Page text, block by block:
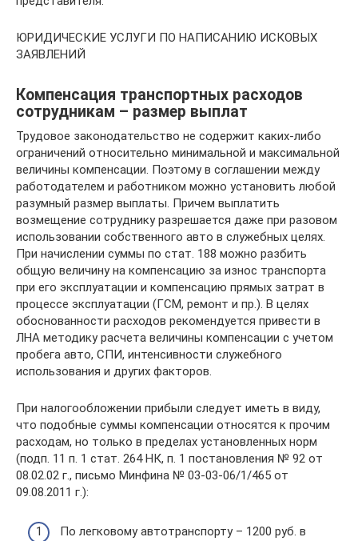
ЮРИДИЧЕСКИЕ УСЛУГИ ПО НАПИСАНИЮ ИСКОВЫХ
ЗАЯВЛЕНИЙ
Компенсация транспортных расходов
сотрудникам – размер выплат
Трудовое законодательство не содержит каких-либо
ограничений относительно минимальной и максимальной
величины компенсации. Поэтому в соглашении между
работодателем и работником можно установить любой
разумный размер выплаты. Причем выплатить
возмещение сотруднику разрешается даже при разовом
использовании собственного авто в служебных целях.
При начислении суммы по стат. 188 можно разбить
общую величину на компенсацию за износ транспорта
при его эксплуатации и компенсацию прямых затрат в
процессе эксплуатации (ГСМ, ремонт и пр.). В целях
обоснованности расходов рекомендуется привести в
ЛНА методику расчета величины компенсации с учетом
пробега авто, СПИ, интенсивности служебного
использования и других факторов.
При налогообложении прибыли следует иметь в виду,
что подобные суммы компенсации относятся к прочим
расходам, но только в пределах установленных норм
(подп. 11 п. 1 стат. 264 НК, п. 1 постановления № 92 от
08.02.02 г., письмо Минфина № 03-03-06/1/465 от
09.08.2011 г.):
По легковому автотранспорту – 1200 руб. в